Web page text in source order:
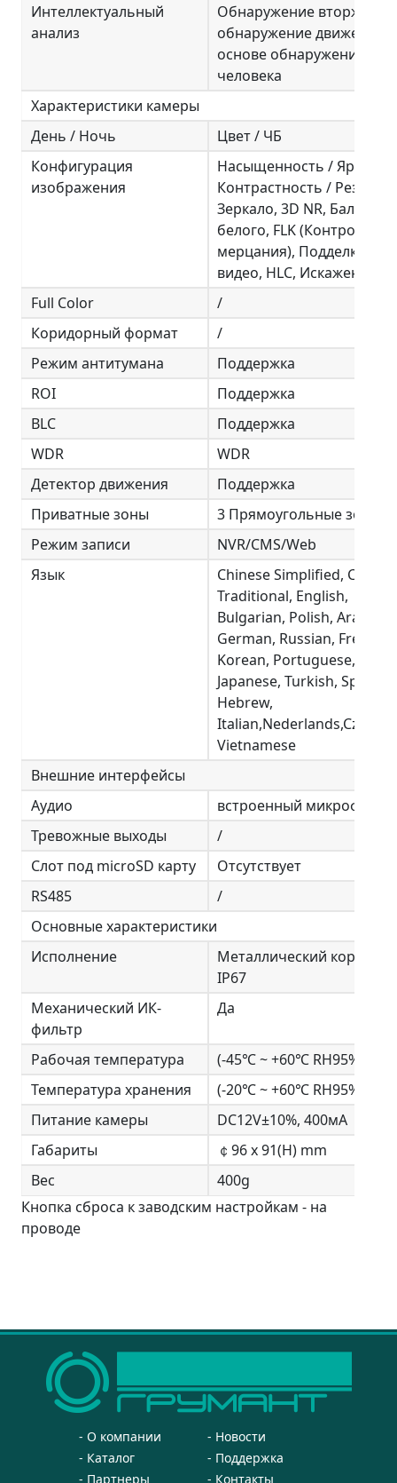
Интеллектуальный
анализ
Обнаружение
обнаружение движения
основе обнаружения
человека
Характеристики камеры
День / Ночь
Цвет / ЧБ
Конфигурация
изображения
Насыщенность / Яркость
Контрастность /
Зеркало, 3D NR, Баланс
белого, FLK (Контроль
мерцания), Подделка
видео, HLC, Искажение
Full Color
/
Коридорный формат
/
Режим антитумана
Поддержка
ROI
Поддержка
BLC
Поддержка
WDR
WDR
Детектор движения
Поддержка
Приватные зоны
3 Прямоугольные зоны
Режим записи
NVR/CMS/Web
Язык
Chinese Simplified,
Traditional, English,
Bulgarian, Polish, Arabic,
German, Russian, French,
Korean, Portuguese,
Japanese, Turkish, Spanish,
Hebrew,
Italian,Nederlands,Czech,
Vietnamese
Внешние интерфейсы
Аудио
встроенный микрофон
Тревожные выходы
/
Слот под microSD карту
Отсутствует
RS485
/
Основные характеристики
Исполнение
Металлический корпус ,
IP67
Механический ИК-
фильтр
Да
Рабочая температура
(-45℃ ~ +60℃ RH95% Max)
Температура хранения
(-20℃ ~ +60℃ RH95% Max)
Питание камеры
DC12V±10%, 400мА
Габариты
￠96 x 91(H) mm
Вес
400g
Кнопка сброса к заводским настройкам - на
проводе
О компании
Новости
Каталог
Поддержка
Партнеры
Контакты